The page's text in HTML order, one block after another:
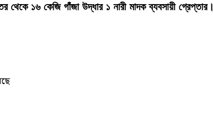
থেকে ১৬ কেজি গাঁজা উদ্ধার ১ নারী মাদক ব্যবসায়ী গ্রেপ্তার।